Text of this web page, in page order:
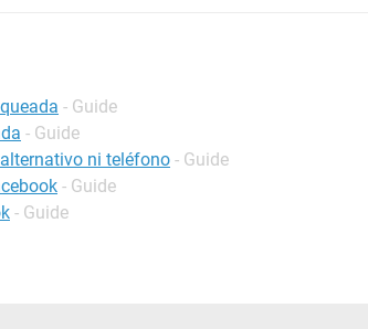
- Guide
- Guide
ni teléfono - Guide
- Guide
- Guide